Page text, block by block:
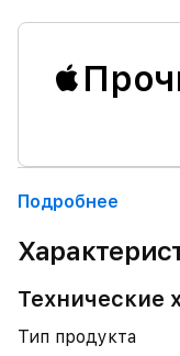
Подробнее
Технические
Тип продукта